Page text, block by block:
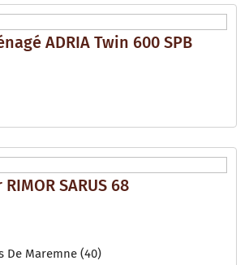
ADRIA Twin 600 SPB
SARUS 68
De Maremne (40)